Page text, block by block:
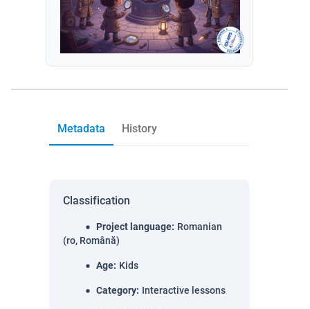
Metadata History
Classification
Project language: Romanian
(ro, Română)
Age: Kids
Category: Interactive lessons